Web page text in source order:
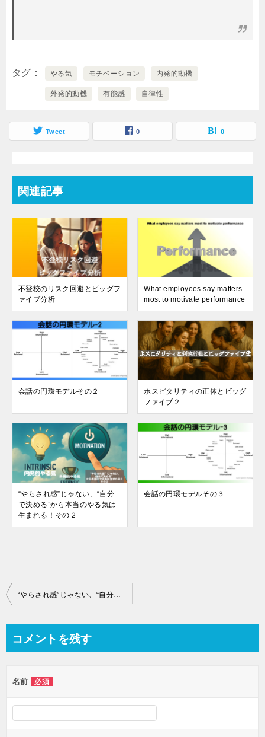
タグ やる気 モチベーション 内発的動機
外発的動機 有能感 自律性
Tweet 0 0
関連記事
不登校のリスク回避とビッグフ
ァイブ分析
What employees say matters
most to motivate performance
会話の円環モデルその２
ホスピタリティの正体とビッグ
ファイブ２
“やらされ感”じゃない、“自分
で決める”から本当のやる気は
生まれる！その２
会話の円環モデルその３
投
ビ
ー
シ
ョ
コメントを残す
名前 必須